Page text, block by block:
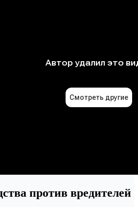
против вредителей